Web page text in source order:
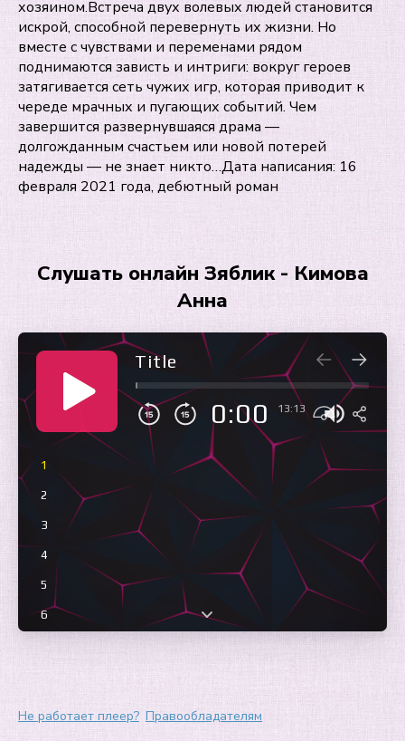
хозяином.Встреча двух волевых людей становится
искрой, способной перевернуть их жизни. Но
вместе с чувствами и переменами рядом
поднимаются зависть и интриги: вокруг героев
затягивается сеть чужих игр, которая приводит к
череде мрачных и пугающих событий. Чем
завершится развернувшаяся драма —
долгожданным счастьем или новой потерей
надежды — не знает никто…Дата написания: 16
февраля 2021 года, дебютный роман
Слушать онлайн Зяблик - Кимова
Анна
Title
0:00 13:13
1
2
3
4
5
6
Не работает плеер? Правообладателям